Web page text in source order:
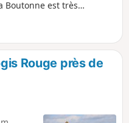
Boutonne est très
petite ville qui mérite
Rouge près de